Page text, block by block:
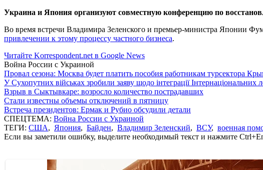
Украина и Япония организуют совместную конференцию по
Во время встречи Владимира Зеленского и премьер-министра Японии
привлечении к этому процессу частного бизнеса.
Читайте Korrespondent.net в Google News
Война России с Украиной
Провал сезона: Москва будет платить пособия работникам турсектора
У Сухопутних військах зробили заяву щодо інтеграції Інтернаціональних
Взрыв в Сыктывкаре: возросло количество пострадавших
Стали известны объемы отключений в пятницу
Встреча президентов: Ермак и Рубио обсудили детали
СПЕЦТЕМА: Война России с Украиной
ТЕГИ: США, Япония, Байден, Владимир Зеленский, ВСУ, военная
Если вы заметили ошибку, выделите необходимый текст и нажмите